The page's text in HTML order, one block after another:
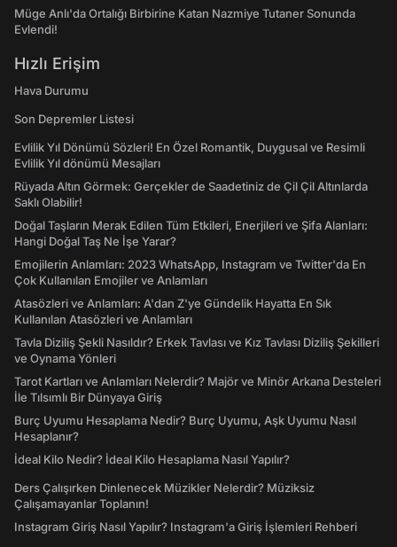
Müge Anlı'da Ortalığı Birbirine Katan Nazmiye Tutaner Sonunda
Evlendi!
Hızlı Erişim
Hava Durumu
Son Depremler Listesi
Evlilik Yıl Dönümü Sözleri! En Özel Romantik, Duygusal ve Resimli
Evlilik Yıl dönümü Mesajları
Rüyada Altın Görmek: Gerçekler de Saadetiniz de Çil Çil Altınlarda
Saklı Olabilir!
Doğal Taşların Merak Edilen Tüm Etkileri, Enerjileri ve Şifa Alanları:
Hangi Doğal Taş Ne İşe Yarar?
Emojilerin Anlamları: 2023 WhatsApp, Instagram ve Twitter'da En
Çok Kullanılan Emojiler ve Anlamları
Atasözleri ve Anlamları: A'dan Z'ye Gündelik Hayatta En Sık
Kullanılan Atasözleri ve Anlamları
Tavla Diziliş Şekli Nasıldır? Erkek Tavlası ve Kız Tavlası Diziliş Şekilleri
ve Oynama Yönleri
Tarot Kartları ve Anlamları Nelerdir? Majör ve Minör Arkana Desteleri
İle Tılsımlı Bir Dünyaya Giriş
Burç Uyumu Hesaplama Nedir? Burç Uyumu, Aşk Uyumu Nasıl
Hesaplanır?
İdeal Kilo Nedir? İdeal Kilo Hesaplama Nasıl Yapılır?
Ders Çalışırken Dinlenecek Müzikler Nelerdir? Müziksiz
Çalışamayanlar Toplanın!
Instagram Giriş Nasıl Yapılır? Instagram'a Giriş İşlemleri Rehberi